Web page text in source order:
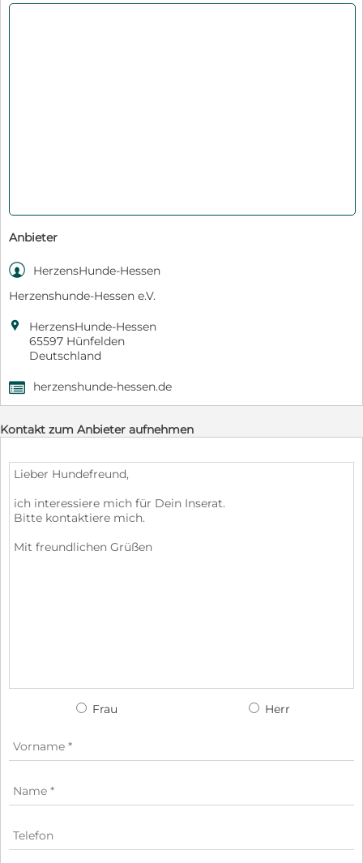
Anbieter

HerzensHunde-Hessen
Herzenshunde-Hessen e.V.

HerzensHunde-Hessen
65597 Hünfelden
Deutschland
, herzenshunde-hessen.de
Kontakt zum Anbieter aufnehmen
Frau Herr